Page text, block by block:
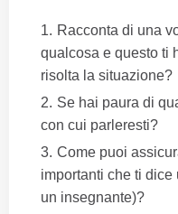
Racconta di una
qualcosa e questo ti
risolta la situazione?
Se hai paura di
con cui parleresti?
Come puoi
importanti che ti dice
un insegnante)?